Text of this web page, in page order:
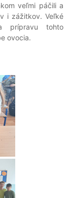
veľmi páčili a
i zážitkov. Veľké
prípravu tohto
ovocia.